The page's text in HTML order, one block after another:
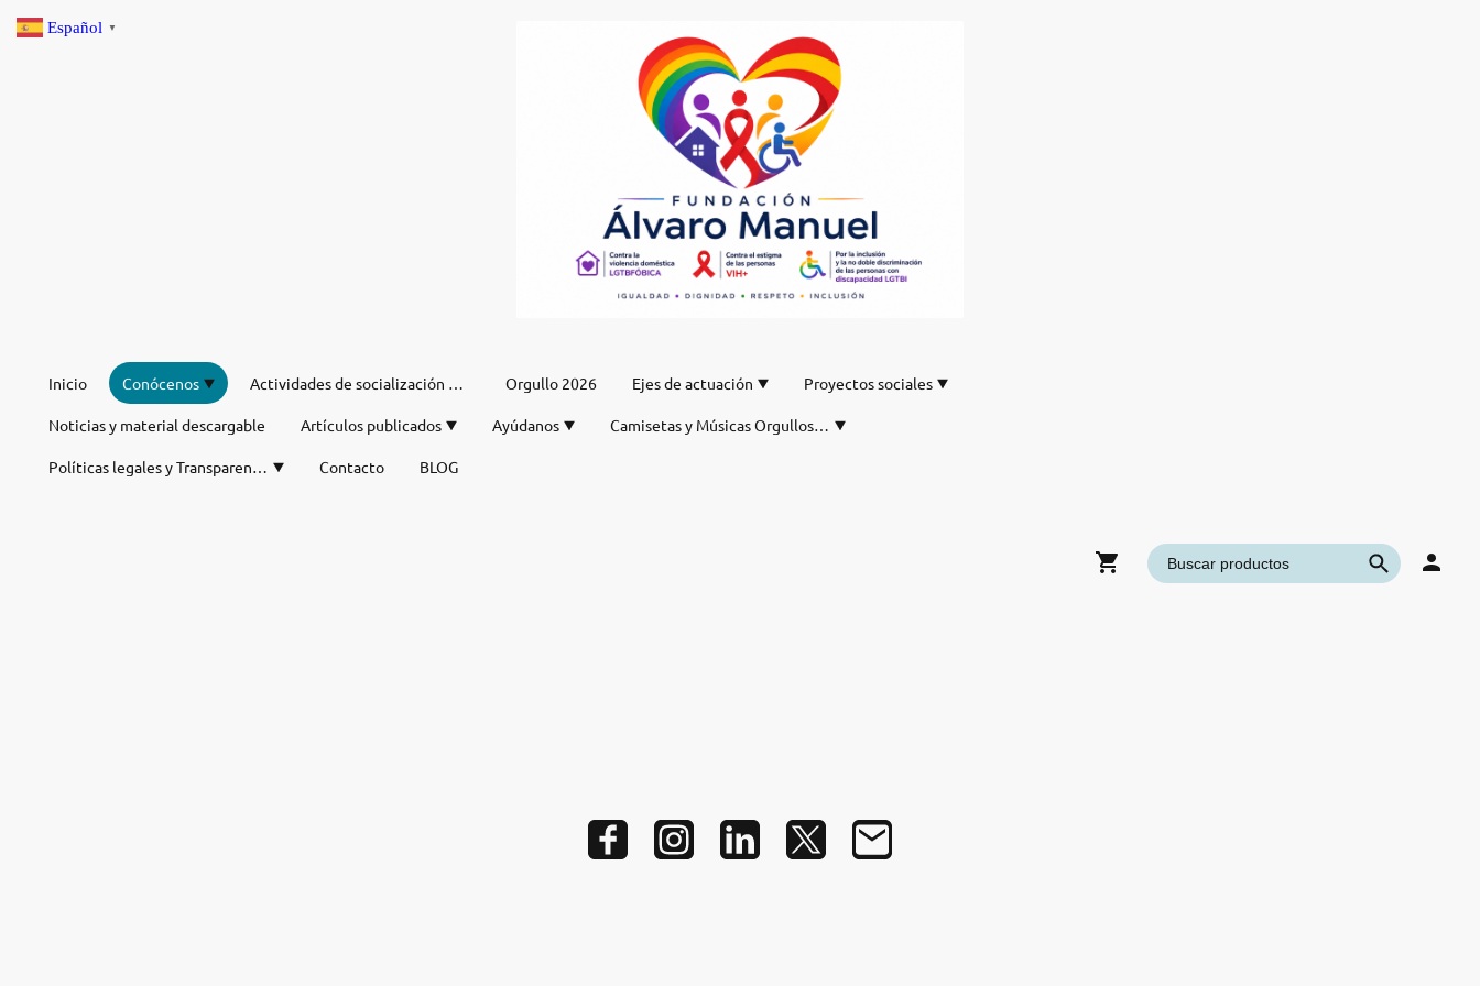
Inicio Conócenos Actividades de socialización de verano Orgullo 2026 Ejes de actuación Proyectos sociales
Noticias y material descargable Artículos publicados Ayúdanos Camisetas y Músicas Orgullos de nuestro DJ
Políticas legales y Transparencia Contacto BLOG
Español ▼